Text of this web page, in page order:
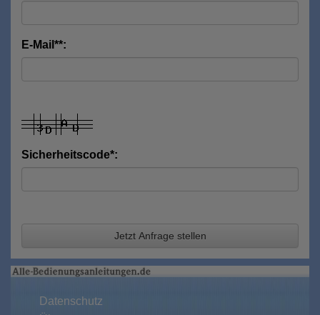
E-Mail**:
Sicherheitscode*:
Jetzt Anfrage stellen
Datenschutz